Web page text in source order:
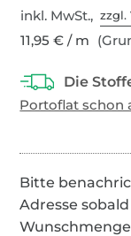
inkl. MwSt.,zzgl.
11,95 € / m
Bitte
Adresse